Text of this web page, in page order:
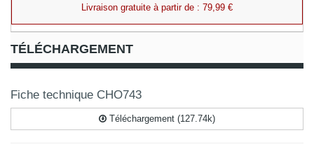
Livraison gratuite à partir de : 79,99 €
TÉLÉCHARGEMENT
Fiche technique CHO743
Téléchargement (127.74k)